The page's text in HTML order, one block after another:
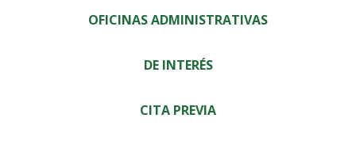
OFICINAS ADMINISTRATIVAS
DE INTERÉS
CITA PREVIA